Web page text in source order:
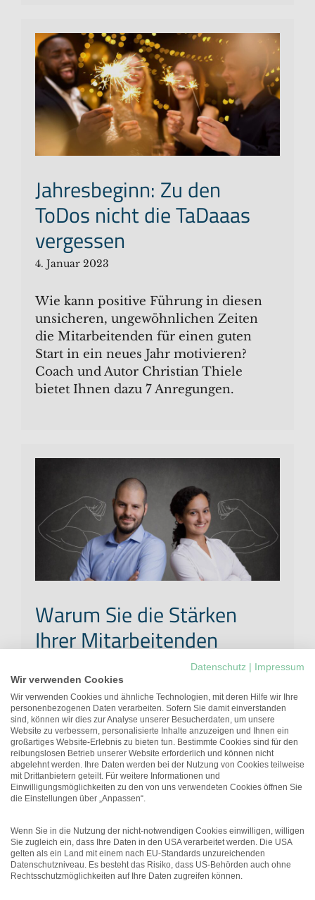
Jahresbeginn: Zu den
ToDos nicht die TaDaaas
vergessen
4. Januar 2023
Wie kann positive Führung in diesen
unsicheren, ungewöhnlichen Zeiten
die Mitarbeitenden für einen guten
Start in ein neues Jahr motivieren?
Coach und Autor Christian Thiele
bietet Ihnen dazu 7 Anregungen.
Warum Sie die Stärken
Ihrer Mitarbeitenden
Stärkenorientierte Führung – was heißt
das eigentlich? Welchen Nutzen bringt
es, Stärken stärker zu stärken? Wie
könnte das gehen? Und was soll mit den
Schwächen passieren?
Datenschutz
Impressum
Wir verwenden Cookies
Wir verwenden Cookies und ähnliche Technologien, mit deren Hilfe wir Ihre
personenbezogenen Daten verarbeiten. Sofern Sie damit einverstanden
sind, können wir dies zur Analyse unserer Besucherdaten, um unsere
Website zu verbessern, personalisierte Inhalte anzuzeigen und Ihnen ein
großartiges Website-Erlebnis zu bieten tun. Bestimmte Cookies sind für den
reibungslosen Betrieb unserer Website erforderlich und können nicht
abgelehnt werden. Ihre Daten werden bei der Nutzung von Cookies teilweise
mit Drittanbietern geteilt. Für weitere Informationen und
Einwilligungsmöglichkeiten zu den von uns verwendeten Cookies öffnen Sie
die Einstellungen über „Anpassen“.
Wenn Sie in die Nutzung der nicht-notwendigen Cookies einwilligen, willigen
Sie zugleich ein, dass Ihre Daten in den USA verarbeitet werden. Die USA
gelten als ein Land mit einem nach EU-Standards unzureichenden
Datenschutzniveau. Es besteht das Risiko, dass US-Behörden auch ohne
Rechtsschutzmöglichkeiten auf Ihre Daten zugreifen können.